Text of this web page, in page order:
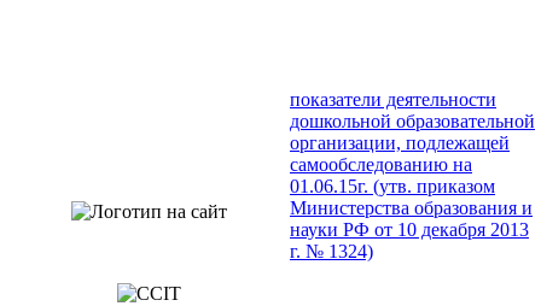
показатели деятельности
дошкольной образовательной
организации, подлежащей
самообследованию на
01.06.15г. (утв. приказом
Министерства образования и
науки РФ от 10 декабря 2013
г. № 1324)